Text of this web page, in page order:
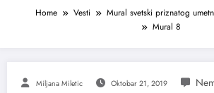
Home Vesti
Mural svetski priznatog
Mural 8
Miljana Miletic Oktobar 21, 2019